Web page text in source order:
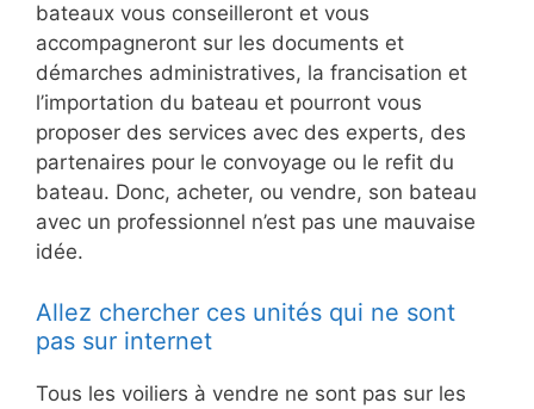
bateaux vous conseilleront et vous
accompagneront sur les documents et
démarches administratives, la francisation et
l’importation du bateau et pourront vous
proposer des services avec des experts, des
partenaires pour le convoyage ou le refit du
bateau. Donc, acheter, ou vendre, son bateau
avec un professionnel n’est pas une mauvaise
idée.
Allez chercher ces unités qui ne sont
pas sur internet
Tous les voiliers à vendre ne sont pas sur les